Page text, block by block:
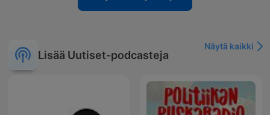
Lisää Uutiset-podcasteja
Näytä kaikki